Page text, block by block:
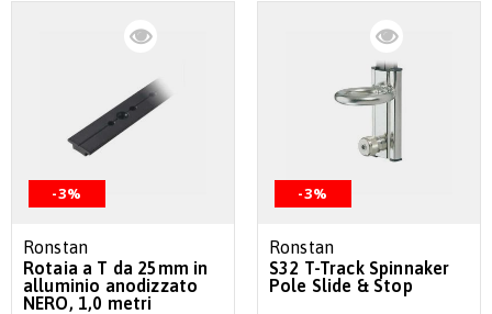
-3%
Ronstan
Rotaia a T da 25mm in
alluminio anodizzato
NERO, 1,0 metri
-3%
Ronstan
S32 T-Track Spinnaker
Pole Slide & Stop